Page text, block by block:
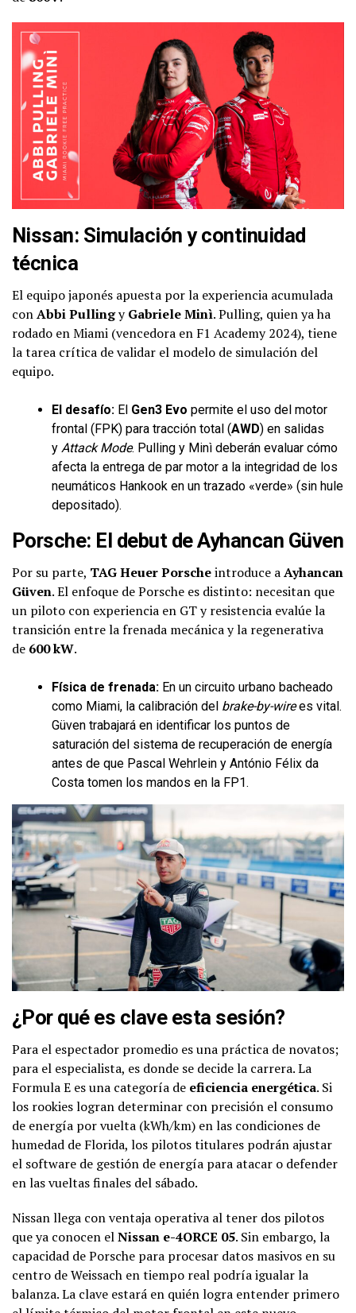
Nissan: Simulación y continuidad
técnica
El equipo japonés apuesta por la experiencia acumulada
conAbbi PullingyGabriele Minì. Pulling, quien ya ha
rodado en Miami (vencedora en F1 Academy 2024), tiene
la tarea crítica de validar el modelo de simulación del
equipo.
El desafío: El Gen3 Evo permite el uso del motor
frontal (FPK) para tracción total (AWD) en salidas
y Attack Mode. Pulling y Minì deberán evaluar cómo
afecta la entrega de par motor a la integridad de los
neumáticos Hankook en un trazado «verde» (sin hule
depositado).
Porsche: El debut de Ayhancan Güven
Por su parte, TAG Heuer Porscheintroduce aAyhancan
Güven. El enfoque de Porsche es distinto: necesitan que
un piloto con experiencia en GT y resistencia evalúe la
transición entre la frenada mecánica y la regenerativa
de 600 kW.
Física de frenada: En un circuito urbano bacheado
como Miami, la calibración del brake-by-wirees vital.
Güven trabajará en identificar los puntos de
saturación del sistema de recuperación de energía
antes de que Pascal Wehrlein y António Félix da
Costa tomen los mandos en la FP1.
¿Por qué es clave esta sesión?
Para el espectador promedio es una práctica de novatos;
para el especialista, es donde se decide la carrera. La
Formula E es una categoría de eficiencia energética. Si
los rookies logran determinar con precisión el consumo
de energía por vuelta (kWh/km) en las condiciones de
humedad de Florida, los pilotos titulares podrán ajustar
el software de gestión de energía para atacar o defender
en las vueltas finales del sábado.
Nissan llega con ventaja operativa al tener dos pilotos
que ya conocen elNissan e-4ORCE 05. Sin embargo, la
capacidad de Porsche para procesar datos masivos en su
centro de Weissach en tiempo real podría igualar la
balanza. La clave estará en quién logra entender primero